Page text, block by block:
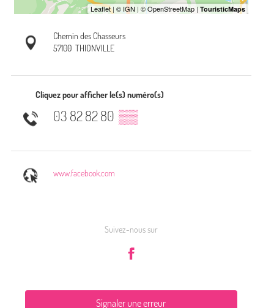
Chemin des Chasseurs
57100 THIONVILLE
Cliquez pour afficher le(s) numéro(s)
03 82 82 80 ▒▒
www.facebook.com
Suivez-nous sur
Signaler une erreur